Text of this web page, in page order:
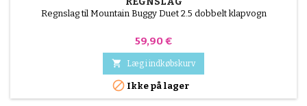
Regnslag til Mountain Buggy Duet 2.5 dobbelt klapvogn
Pris
59,90 €
 Læg i indkøbskurv
 Ikke på lager